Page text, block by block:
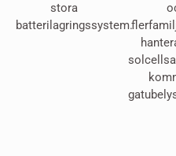
stora
batterilagringssystem.